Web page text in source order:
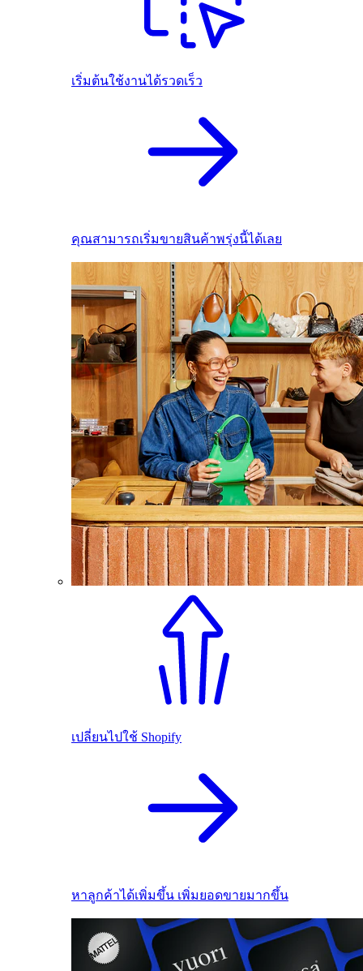
เริ่มต้นใช้งานได้รวดเร็ว
คุณสามารถเริ่มขายสินค้าพรุ่งนี้ได้เลย
เปลี่ยนไปใช้ Shopify
หาลูกค้าได้เพิ่มขึ้น เพิ่มยอดขายมากขึ้น